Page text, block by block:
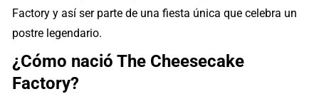
Factory y así ser parte de una fiesta única que celebra un
postre legendario.
¿Cómo nació The Cheesecake
Factory?